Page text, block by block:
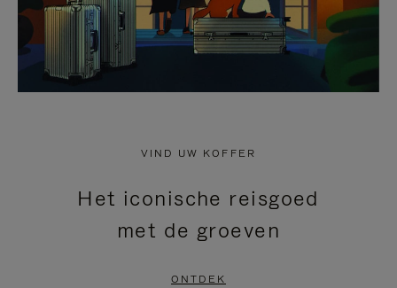
VIND UW KOFFER
Het iconische reisgoed
met de groeven
ONTDEK